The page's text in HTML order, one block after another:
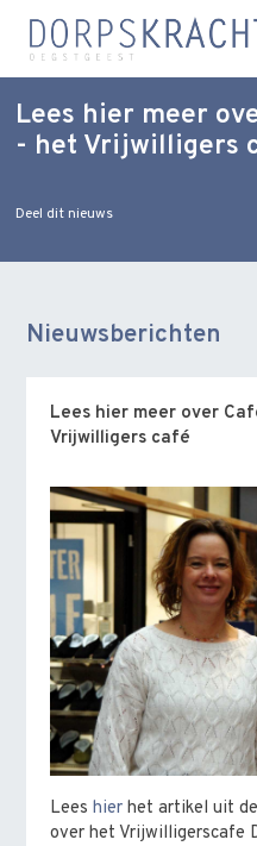
Lees hier meer
- het Vrijwilligers
Deel dit nieuws
Nieuwsberichten
Lees hier meer over
Vrijwilligers café
Leeshierhet artikel uit
over het Vrijwilligerscafe